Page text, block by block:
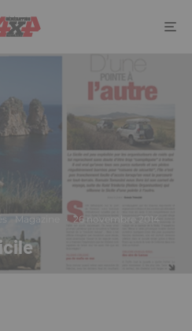
Magazine 26 novembre 2014